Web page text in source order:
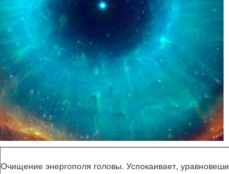
Очищение энергополя головы. Успокаивает,